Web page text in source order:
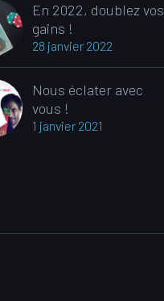
En 2022, doublez vos
gains !
28 janvier 2022
Nous éclater avec
vous !
1 janvier 2021